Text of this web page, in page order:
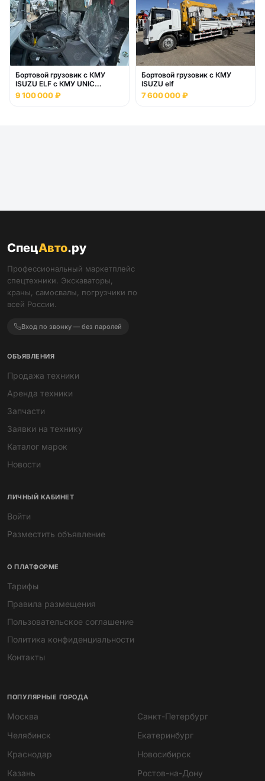
Бортовой грузовик с КМУ
ISUZU ELF c КМУ UNIC
URV635YK
9 100 000 ₽
Бортовой грузовик с КМУ
ISUZU elf
7 600 000 ₽
СпецАвто.ру
Профессиональный маркетплейс
спецтехники. Экскаваторы,
краны, самосвалы, погрузчики по
всей России.
Вход по звонку — без паролей
ОБЪЯВЛЕНИЯ
Продажа техники
Аренда техники
Запчасти
Заявки на технику
Каталог марок
Новости
ЛИЧНЫЙ КАБИНЕТ
Войти
Разместить объявление
О ПЛАТФОРМЕ
Тарифы
Правила размещения
Пользовательское соглашение
Политика конфиденциальности
Контакты
ПОПУЛЯРНЫЕ ГОРОДА
Москва
Санкт-Петербург
Челябинск
Екатеринбург
Краснодар
Новосибирск
Казань
Ростов-на-Дону